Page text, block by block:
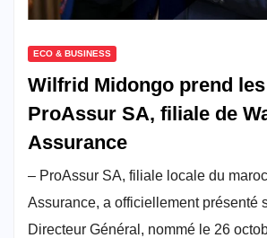
ECO & BUSINESS
Wilfrid Midongo prend
ProAssur SA, filiale de
Assurance
– ProAssur SA, filiale locale du
Assurance, a officiellement présenté
Directeur Général, nommé le 26